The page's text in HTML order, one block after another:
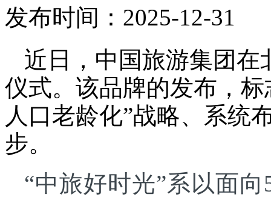
发布时间：2025-12-31
近日，中国旅游集团在
仪式。该品牌的发布，
人口老龄化”战略、系统
步。
“中旅好时光”系以面